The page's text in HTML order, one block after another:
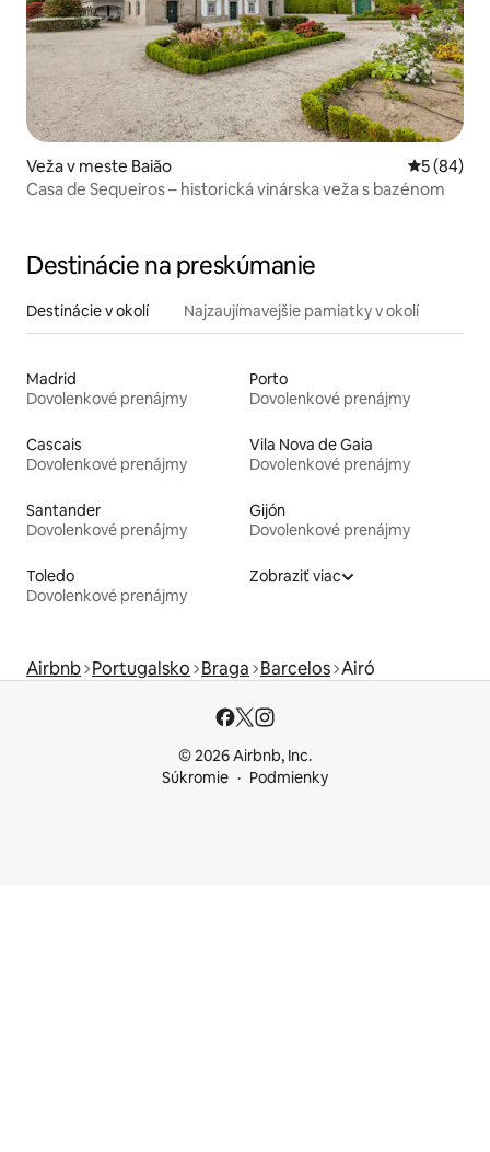
Veža v meste Baião
5 (84)
Casa de Sequeiros – historická vinárska veža s bazénom
Destinácie na preskúmanie
Destinácie v okolí Najzaujímavejšie pamiatky v okolí
Madrid
Dovolenkové prenájmy
Porto
Dovolenkové prenájmy
Cascais
Dovolenkové prenájmy
Vila Nova de Gaia
Dovolenkové prenájmy
Santander
Dovolenkové prenájmy
Gijón
Dovolenkové prenájmy
Toledo
Dovolenkové prenájmy
Zobraziť viac
Airbnb Portugalsko Braga Barcelos Airó
© 2026 Airbnb, Inc.
Súkromie
Podmienky